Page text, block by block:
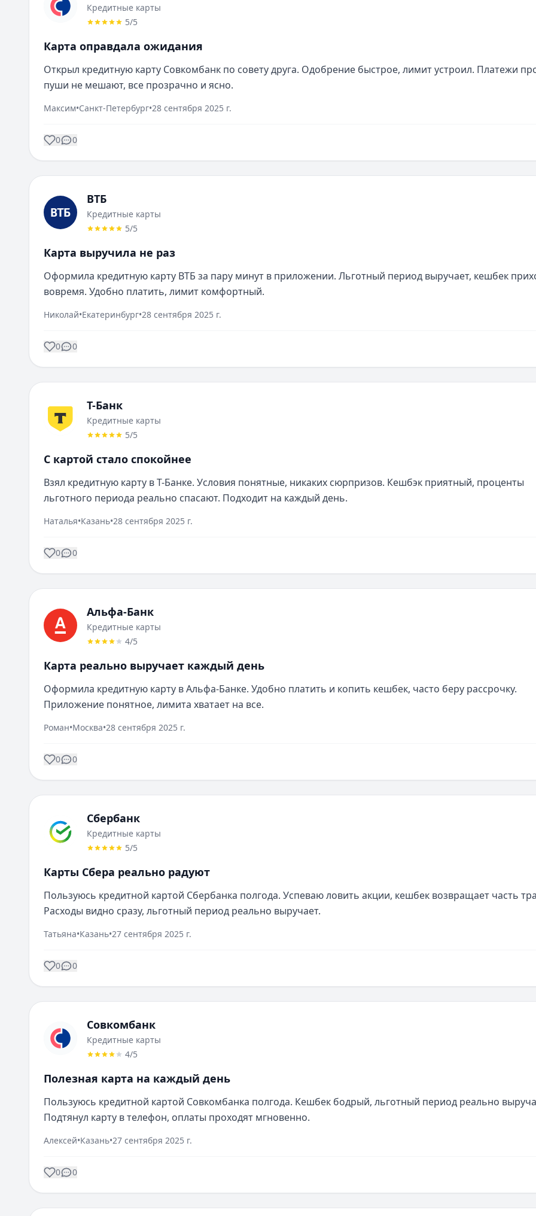
Кредитные карты
5/5
Карта оправдала ожидания
Открыл кредитную карту Совкомбанк по совету друга. Одобрение быстрое, лимит устроил. Платежи
пуши не мешают, все прозрачно и ясно.
Максим•Санкт-Петербург•28 сентября 2025 г.
0 0
ВТБ
Кредитные карты
5/5
Карта выручила не раз
Оформила кредитную карту ВТБ за пару минут в приложении. Льготный период выручает, кешбек
вовремя. Удобно платить, лимит комфортный.
Николай•Екатеринбург•28 сентября 2025 г.
0 0
Т-Банк
Кредитные карты
5/5
С картой стало спокойнее
Взял кредитную карту в Т-Банке. Условия понятные, никаких сюрпризов. Кешбэк приятный, проценты
льготного периода реально спасают. Подходит на каждый день.
Наталья•Казань•28 сентября 2025 г.
0 0
Альфа-Банк
Кредитные карты
4/5
Карта реально выручает каждый день
Оформила кредитную карту в Альфа-Банке. Удобно платить и копить кешбек, часто беру рассрочку.
Приложение понятное, лимита хватает на все.
Роман•Москва•28 сентября 2025 г.
0 0
Сбербанк
Кредитные карты
5/5
Карты Сбера реально радуют
Пользуюсь кредитной картой Сбербанка полгода. Успеваю ловить акции, кешбек возвращает часть
Расходы видно сразу, льготный период реально выручает.
Татьяна•Казань•27 сентября 2025 г.
0 0
Совкомбанк
Кредитные карты
4/5
Полезная карта на каждый день
Пользуюсь кредитной картой Совкомбанка полгода. Кешбек бодрый, льготный период реально
Подтянул карту в телефон, оплаты проходят мгновенно.
Алексей•Казань•27 сентября 2025 г.
0 0